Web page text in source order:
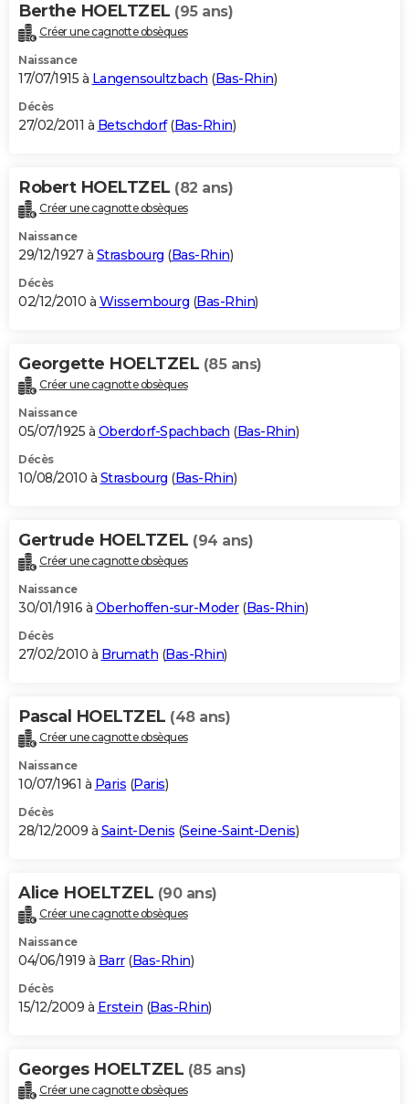
Berthe HOELTZEL (95 ans)
Créer une cagnotte obsèques
Naissance
17/07/1915 à Langensoultzbach (Bas-Rhin)
Décès
27/02/2011 à Betschdorf(Bas-Rhin)
Robert HOELTZEL (82 ans)
Créer une cagnotte obsèques
Naissance
29/12/1927 à Strasbourg (Bas-Rhin)
Décès
02/12/2010 à Wissembourg (Bas-Rhin)
Georgette HOELTZEL (85 ans)
Créer une cagnotte obsèques
Naissance
05/07/1925 à Oberdorf-Spachbach (Bas-Rhin)
Décès
10/08/2010 à Strasbourg (Bas-Rhin)
Gertrude HOELTZEL (94 ans)
Créer une cagnotte obsèques
Naissance
30/01/1916 à Oberhoffen-sur-Moder(Bas-Rhin)
Décès
27/02/2010 à Brumath (Bas-Rhin)
Pascal HOELTZEL (48 ans)
Créer une cagnotte obsèques
Naissance
10/07/1961 à Paris (Paris)
Décès
28/12/2009 à Saint-Denis (Seine-Saint-Denis)
Alice HOELTZEL (90 ans)
Créer une cagnotte obsèques
Naissance
04/06/1919 à Barr(Bas-Rhin)
Décès
15/12/2009 à Erstein (Bas-Rhin)
Georges HOELTZEL (85 ans)
Créer une cagnotte obsèques